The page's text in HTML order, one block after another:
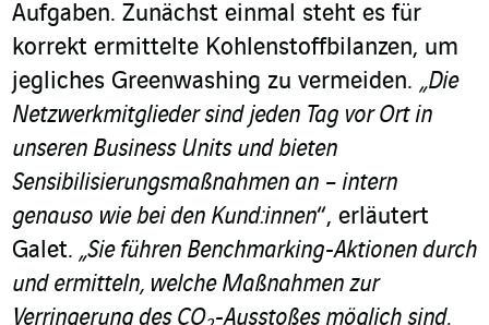
Aufgaben. Zunächst einmal steht es für
korrekt ermittelte Kohlenstoffbilanzen, um
jegliches Greenwashing zu vermeiden. „Die
Netzwerkmitglieder sind jeden Tag vor Ort in
unseren Business Units und bieten
Sensibilisierungsmaßnahmen an – intern
genauso wie bei den Kund:innen“, erläutert
Galet. „Sie führen Benchmarking-Aktionen durch
und ermitteln, welche Maßnahmen zur
Verringerung des CO -Ausstoßes möglich sind.